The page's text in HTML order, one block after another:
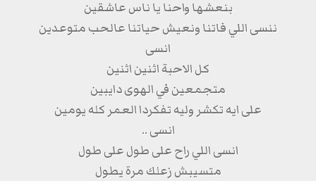
بنعشها واحنا يا ناس عاشقين
ننسى اللي فاتنا ونعيش حياتنا عالحب متوعدين
انسى
كل الاحبة اثنين اثنين
متجمعين في الهوى دايبين
على ايه تكشر وليه تفكردا العمر كله يومين
انسى ..
انسى اللي راح على طول على طول
متسيبش زعلك مرة يطول